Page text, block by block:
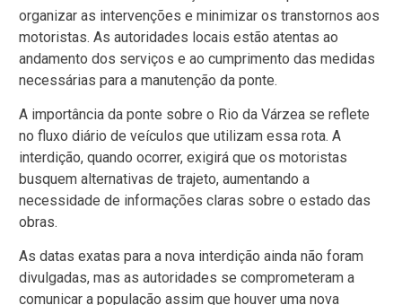
organizar as intervenções e minimizar os transtornos aos
motoristas. As autoridades locais estão atentas ao
andamento dos serviços e ao cumprimento das medidas
necessárias para a manutenção da ponte.
A importância da ponte sobre o Rio da Várzea se reflete
no fluxo diário de veículos que utilizam essa rota. A
interdição, quando ocorrer, exigirá que os motoristas
busquem alternativas de trajeto, aumentando a
necessidade de informações claras sobre o estado das
obras.
As datas exatas para a nova interdição ainda não foram
divulgadas, mas as autoridades se comprometeram a
comunicar a população assim que houver uma nova